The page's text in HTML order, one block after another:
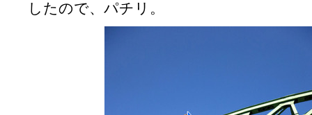
したので、パチリ。